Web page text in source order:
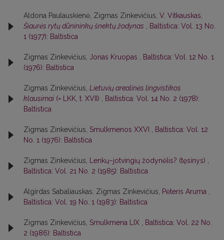
Aldona Paulauskienė, Zigmas Zinkevičius, V. Vitkauskas,
Šiaurės rytų dūnininkų šnektų žodynas
Baltistica: Vol. 13 No.
1 (1977): Baltistica
Zigmas Zinkevičius, Jonas Kruopas
Baltistica: Vol. 12 No. 1
(1976): Baltistica
Zigmas Zinkevičius, Lietuvių arealinės lingvistikos
klausimai (= LKK, t. XVII)
Baltistica: Vol. 14 No. 2 (1978):
Baltistica
Zigmas Zinkevičius, Smulkmenos XXVI
Baltistica: Vol. 12
No. 1 (1976): Baltistica
Zigmas Zinkevičius, Lenkų–jotvingių žodynėlis? (tęsinys)
Baltistica: Vol. 21 No. 2 (1985): Baltistica
Algirdas Sabaliauskas, Zigmas Zinkevičius, Pėteris Aruma
Baltistica: Vol. 19 No. 1 (1983): Baltistica
Zigmas Zinkevičius, Smulkmena LIX
Baltistica: Vol. 22 No.
2 (1986): Baltistica